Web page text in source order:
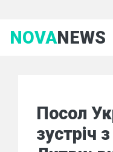
NOVANEWS
Посол
зустріч